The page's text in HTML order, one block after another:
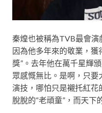
秦煌也被稱為TVB最會演
因為他多年來的敬業，獲
獎”。去年他在萬千星輝
眾感慨無比。是啊，只
演技，哪怕只是襯托紅
脫脫的“老頑童”，而天下